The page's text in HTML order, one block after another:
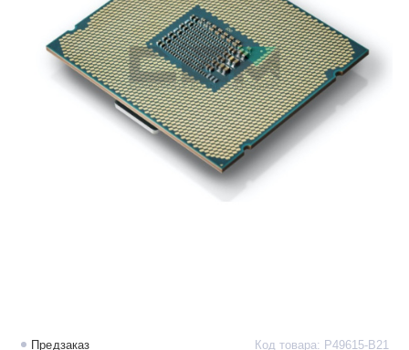
Предзаказ Код товара: P49615-B21